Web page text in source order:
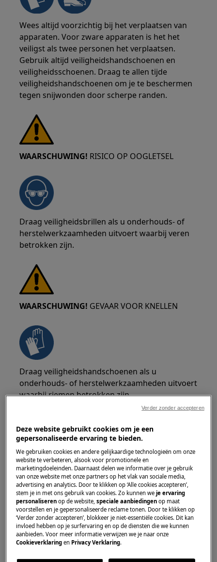
Wees altijd voorzichtig bij het verplaatsen van
apparaten. Voor zware apparaten is het het
veiligst als twee personen het verplaatsen.
Gebruik altijd veiligheidshandschoenen en
veiligheidsschoenen. Draag te allen tijde
veiligheidshandschoenen om je te beschermen
tegen snijwonden door scherpe randen.
WAARSCHUWING! RISICO OP OOGLETSEL
Draag veiligheidsbrillen als u onderhouds- of
herstelwerkzaamheden uitvoert waarbij veren
betrokken zijn.
WAARSCHUWING! GEVAAR VOOR KNELLEN
Draag veiligheidshandschoenen als u
onderhouds- of herstelwerkzaamheden uitvoert
waarbij riemen betrokken zijn.
WAARSCHUWING!NIET BEDOELD VOOR
KINDEREN
Houd alle kleine onderdelen en verpakkingen
buiten bereik van kinderen onder de 3 jaar
vanwege verstikkingsgevaar. Installatie en
Deze website gebruikt cookies om je een
gepersonaliseerde ervaring te bieden.
We gebruiken cookies en andere gelijkaardige technologieën om onze
website te verbeteren, alsook voor promotionele en
marketingdoeleinden. Daarnaast delen we informatie over je gebruik
van onze website met onze partners op het vlak van sociale media,
advertising en analytics. Door te klikken op ‘Alle cookies accepteren’,
stem je in met ons gebruik van cookies. Zo kunnen weje ervaring
personaliseren op de website,speciale aanbiedingen op maat
voorstellen en je gepersonaliseerde reclame tonen. Door te klikken op
‘Verder zonder accepteren’, blokkeer je niet-essentiële cookies. Dit kan
invloed hebben op je surfervaring en op de diensten die we kunnen
aanbieden. Voor meer informatie verwijzen we je naar onze
Cookieverklaring en Privacy Verklaring.
Verder zonder accepteren